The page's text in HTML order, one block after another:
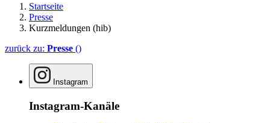
Startseite
Presse
Kurzmeldungen (hib)
zurück zu: Presse ()
Instagram
Instagram-Kanäle